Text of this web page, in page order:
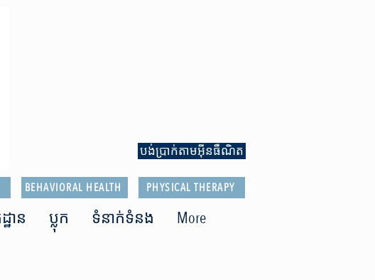
បង់ប្រាក់តាមអ៊ីនធឺណិត
BEHAVIORAL HEALTH PHYSICAL THERAPY
ាន ប្លុក ទំនាក់ទំនង More